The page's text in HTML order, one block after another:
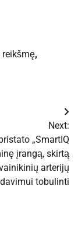
reikšmę,
Next:
„SmartIQ
įrangą, skirtą
arterijų
tobulinti